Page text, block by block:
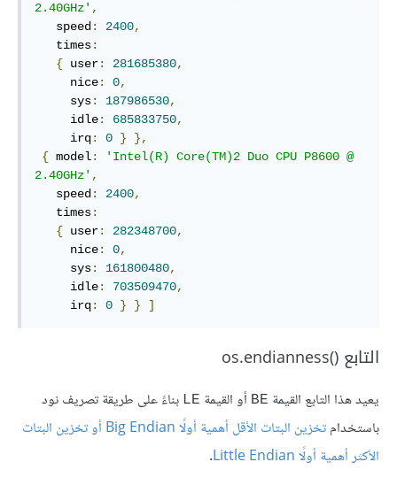
2.40GHz' ,
   speed
: 2400,
   times
:
{ user: 281685380,
     nice
: 0,
     sys
: 187986530,
     idle
: 685833750,
     irq
: 0 }
},
{ model:
'Intel(R) Core(TM)2 Duo CPU P8600 @
2.40GHz' ,
   speed
: 2400,
   times
:
{ user: 282348700,
     nice
: 0,
     sys
: 161800480,
     idle
: 703509470,
     irq
: 0 } } ]
التابع os.endianness()‎
يعيد هذا التابع القيمة BE أو القيمة LE بناءً على طريقة تصريف نود
باستخدام
تخزين البتات الأقل أهمية أولًا Big Endian أو تخزين البتات
الأكثر أهمية أولًا Little Endian
.